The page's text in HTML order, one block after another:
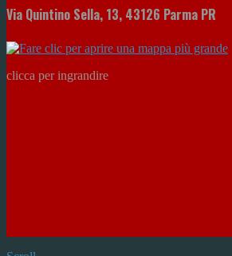
Via Quintino Sella, 13, 43126 Parma PR
clicca per ingrandire